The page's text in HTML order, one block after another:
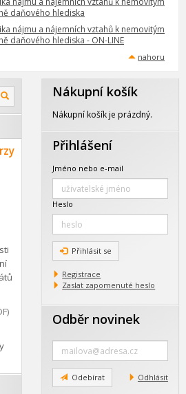
daňového hlediska
nájmu a nájemních vztahů k nemovitým
daňového hlediska - ON-LINE
nahoru
OK Nákupní košík
Nákupní košík je prázdný.
Přihlášení
Jméno nebo e-mail
Heslo
Přihlásit se
Registrace
Zaslat zapomenuté heslo
Odběr novinek
Zadejte
mail
Odebírat Odhlásit